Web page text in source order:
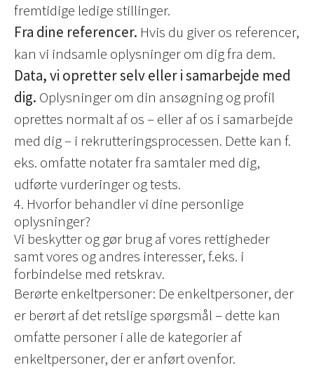
fremtidige ledige stillinger.
Fra dine referencer. Hvis du giver os referencer,
kan vi indsamle oplysninger om dig fra dem.
Data, vi opretter selv eller i samarbejde med
dig. Oplysninger om din ansøgning og profil
oprettes normalt af os – eller af os i samarbejde
med dig – i rekrutteringsprocessen. Dette kan f.
eks. omfatte notater fra samtaler med dig,
udførte vurderinger og tests.
4. Hvorfor behandler vi dine personlige
oplysninger?
Vi beskytter og gør brug af vores rettigheder
samt vores og andres interesser, f.eks. i
forbindelse med retskrav.
Berørte enkeltpersoner: De enkeltpersoner, der
er berørt af det retslige spørgsmål – dette kan
omfatte personer i alle de kategorier af
enkeltpersoner, der er anført ovenfor.